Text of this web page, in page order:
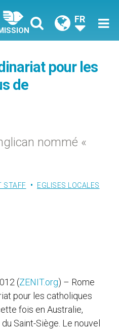
FR
pour les
de
nommé «
STAFF EGLISES LOCALES
(ZENIT.org) – Rome
pour les catholiques
fois en Australie,
Saint-Siège. Le nouvel